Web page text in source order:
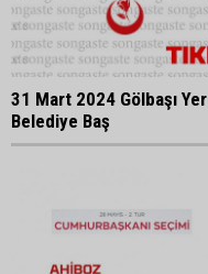
31 Mart 2024 Gölbaşı
Belediye Baş